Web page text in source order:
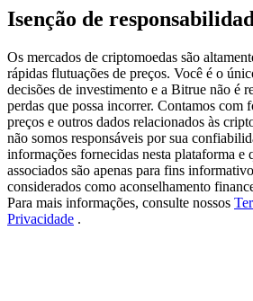
Exclusive for BitMart Users
Register & Trade to Win 500,000
Precious Metals Trading Carnival
Trade Gold & Silver · 33,333
Isenção de
Os mercados de criptomoedas são
rápidas flutuações de preços. Você é o
decisões de investimento e a Bitrue não é
perdas que possa incorrer. Contamos com
preços e outros dados relacionados às
não somos responsáveis por sua
informações fornecidas nesta plataforma e
associados são apenas para fins
considerados como aconselhamento
Para mais informações, consulte nossos
Privacidade .